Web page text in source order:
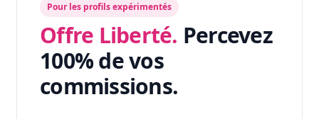
Pour les profils expérimentés
Offre Liberté. Percevez
100% de vos
commissions.